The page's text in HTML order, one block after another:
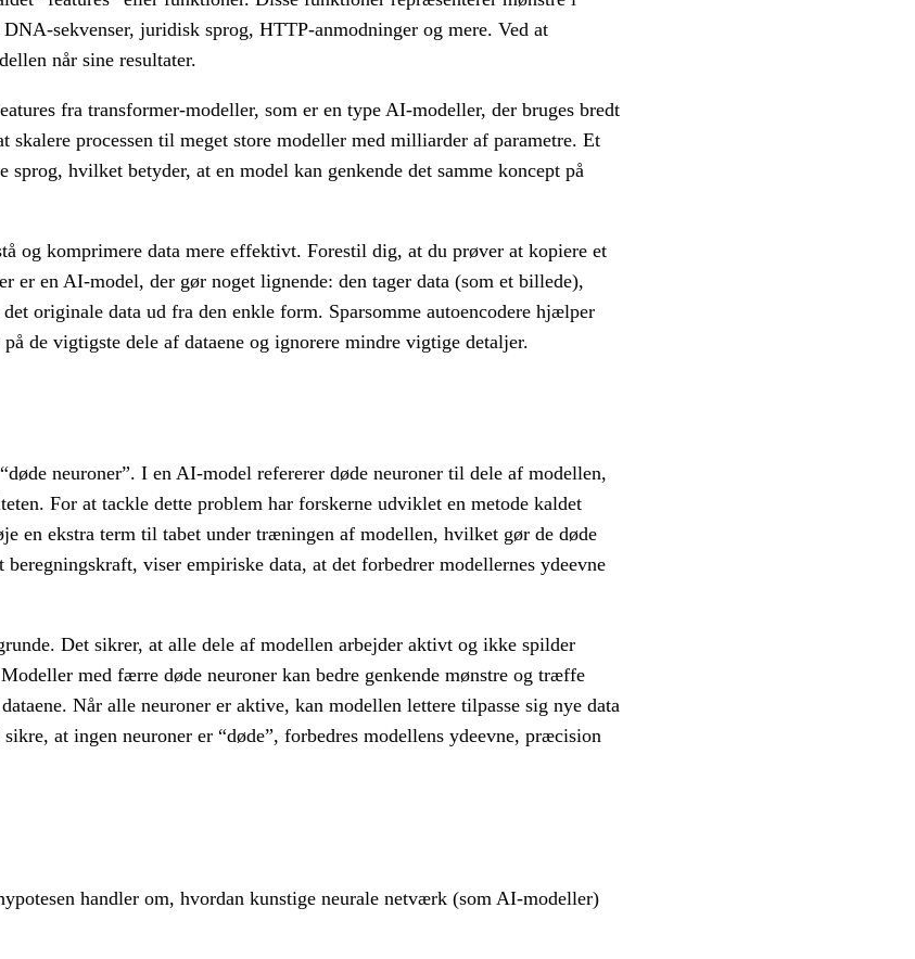
sekvenser, juridisk sprog, HTTP-anmodninger og mere. Ved at
når sine resultater.
fra transformer-modeller, som er en type AI-modeller, der bruges bredt
processen til meget store modeller med milliarder af parametre. Et
hvilket betyder, at en model kan genkende det samme koncept på
og komprimere data mere effektivt. Forestil dig, at du prøver at kopiere et
er en AI-model, der gør noget lignende: den tager data (som et billede),
originale data ud fra den enkle form. Sparsomme autoencodere hjælper
de vigtigste dele af dataene og ignorere mindre vigtige detaljer.
neuroner”. I en AI-model refererer døde neuroner til dele af modellen,
For at tackle dette problem har forskerne udviklet en metode kaldet
en ekstra term til tabet under træningen af modellen, hvilket gør de døde
viser empiriske data, at det forbedrer modellernes ydeevne
Det sikrer, at alle dele af modellen arbejder aktivt og ikke spilder
med færre døde neuroner kan bedre genkende mønstre og træffe
Når alle neuroner er aktive, kan modellen lettere tilpasse sig nye data
at ingen neuroner er “døde”, forbedres modellens ydeevne, præcision
handler om, hvordan kunstige neurale netværk (som AI-modeller)